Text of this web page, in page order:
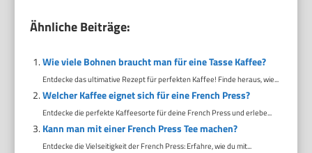
Ähnliche Beiträge:
Wie viele Bohnen braucht man für eine Tasse Kaffee?
Entdecke das ultimative Rezept für perfekten Kaffee! Finde heraus, wie...
Welcher Kaffee eignet sich für eine French Press?
Entdecke die perfekte Kaffeesorte für deine French Press und erlebe...
Kann man mit einer French Press Tee machen?
Entdecke die Vielseitigkeit der French Press: Erfahre, wie du mit...